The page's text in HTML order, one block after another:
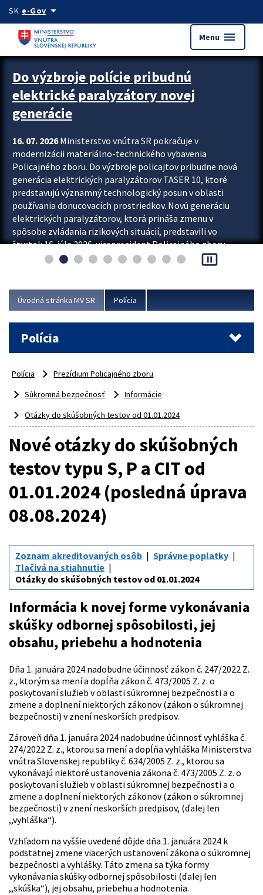
Preskocit na hlavný obsah
SK e-Govarrow_drop_down
Menu menu
Zastavit automatický posun upútavok
Do výzbroje polície pribudnú
elektrické paralyzátory novej
generácie
16. 07. 2026Ministerstvo vnútra SR pokračuje v
modernizácii materiálno-technického vybavenia
Policajného zboru. Do výzbroje policajtov pribudne nová
generácia elektrických paralyzátorov TASER 10, ktoré
predstavujú významný technologický posun v oblasti
používania donucovacích prostriedkov. Novú generáciu
elektrických paralyzátorov, ktorá prináša zmenu v
spôsobe zvládania rizikových situácií, predstavili vo
štvrtok 16. júla 2026 viceprezident Policajného zboru
Rastislav Polakovič a riaditeľ odboru výcviku...
pause_presentation
Úvodná stránka MV SR Polícia
Polícia
Polícia
Prezídium Policajného zboru
Súkromná bezpečnosť
Informácie
Otázky do skúšobných testov od 01.01.2024
Nové otázky do skúšobných
testov typu S, P a CIT od
01.01.2024 (posledná úprava
08.08.2024)
Zoznam akreditovaných osôb
Správne poplatky
Tlačivá na stiahnutie
Otázky do skúšobných testov od 01.01.2024
Informácia k novej forme vykonávania
skúšky odbornej spôsobilosti, jej
obsahu, priebehu a hodnotenia
Dňa 1. januára 2024 nadobudne účinnosť zákon č. 247/2022 Z.
z., ktorým sa mení a dopĺňa zákon č. 473/2005 Z. z. o
poskytovaní služieb v oblasti súkromnej bezpečnosti a o
zmene a doplnení niektorých zákonov (zákon o súkromnej
bezpečnosti) v znení neskorších predpisov.
Zároveň dňa 1. januára 2024 nadobudne účinnosť vyhláška č.
274/2022 Z. z., ktorou sa mení a dopĺňa vyhláška Ministerstva
vnútra Slovenskej republiky č. 634/2005 Z. z., ktorou sa
vykonávajú niektoré ustanovenia zákona č. 473/2005 Z. z. o
poskytovaní služieb v oblasti súkromnej bezpečnosti a o
zmene a doplnení niektorých zákonov (zákon o súkromnej
bezpečnosti) v znení neskorších predpisov, (ďalej len
,,vyhláška“).
Vzhľadom na vyššie uvedené dôjde dňa 1. januára 2024 k
podstatnej zmene viacerých ustanovení zákona o súkromnej
bezpečnosti a vyhlášky. Táto zmena sa týka formy
vykonávania skúšky odbornej spôsobilosti (ďalej len
,,skúška“), jej obsahu, priebehu a hodnotenia.